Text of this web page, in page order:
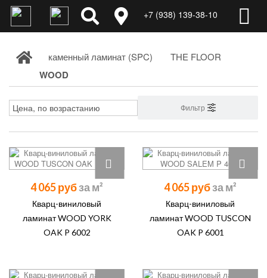
+7 (938) 139-38-10
каменный ламинат (SPC) THE FLOOR
WOOD
Фильтр
4 065 руб
Кварц-виниловый
ламинат WOOD YORK
OAK P 6002
4 065 руб
Кварц-виниловый
ламинат WOOD TUSCON
OAK P 6001